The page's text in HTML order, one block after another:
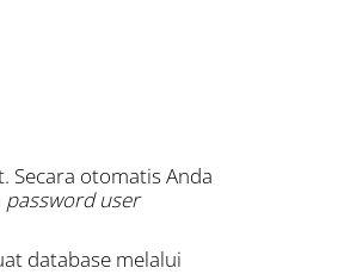
Secara otomatis Anda
password user
database melalui